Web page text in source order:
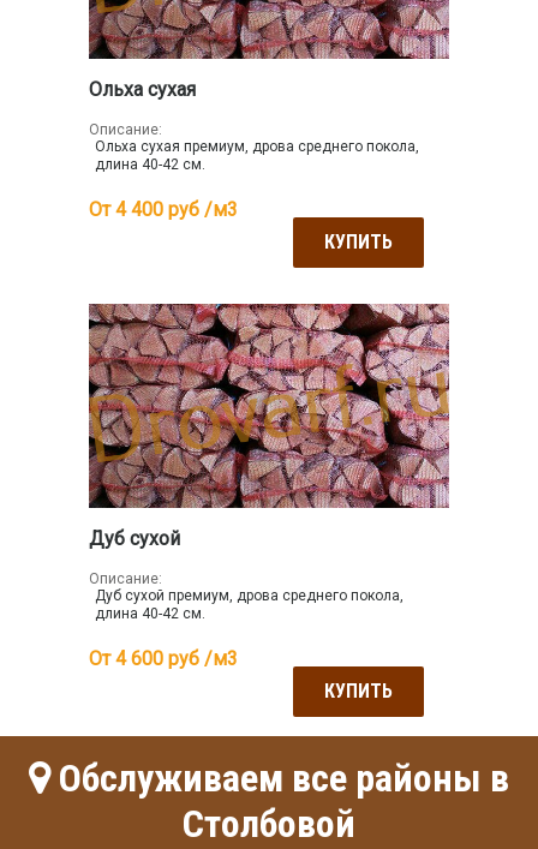
Ольха сухая
Описание:
Ольха сухая премиум, дрова среднего покола,
длина 40-42 см.
От 4 400 руб /м3
КУПИТЬ
Дуб сухой
Описание:
Дуб сухой премиум, дрова среднего покола,
длина 40-42 см.
От 4 600 руб /м3
КУПИТЬ
Обслуживаем все районы в
Столбовой